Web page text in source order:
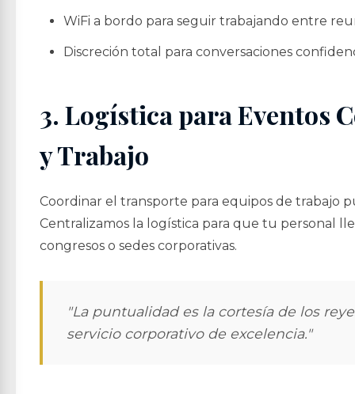
WiFi a bordo para seguir trabajando entre
Discreción total para conversaciones
3. Logística para Eventos
y Trabajo
Coordinar el transporte para equipos de trabajo
Centralizamos la logística para que tu personal
congresos o sedes corporativas.
"La puntualidad es la cortesía de los
servicio corporativo de excelencia."